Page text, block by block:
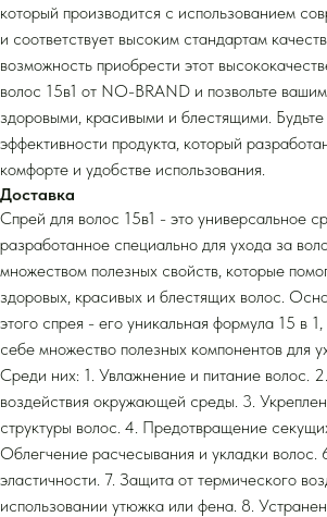
который производится с использованием
и соответствует высоким стандартам
возможность приобрести этот
волос 15в1 от NO-BRAND и позвольте
здоровыми, красивыми и блестящими.
эффективности продукта, который
комфорте и удобстве использования.
Доставка
Спрей для волос 15в1 - это универсальное
разработанное специально для ухода за
множеством полезных свойств, которые
здоровых, красивых и блестящих волос.
этого спрея - его уникальная формула 15 в
себе множество полезных компонентов для
Среди них: 1. Увлажнение и питание волос.
воздействия окружающей среды. 3.
структуры волос. 4. Предотвращение
Облегчение расчесывания и укладки
эластичности. 7. Защита от термического
использовании утюжка или фена. 8.